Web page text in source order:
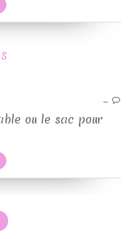
…
ou le sac pour